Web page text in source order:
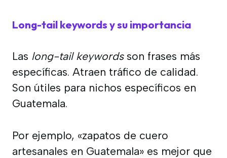
Long-tail keywords y su importancia
Las long-tail keywordsson frases más
específicas. Atraen tráfico de calidad.
Son útiles para nichos específicos en
Guatemala.
Por ejemplo, «zapatos de cuero
artesanales en Guatemala» es mejor que